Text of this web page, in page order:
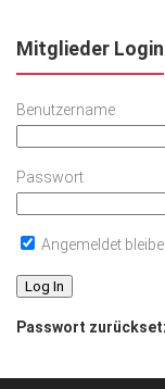
Mitglieder Login
Benutzername
Passwort
Angemeldet
Passwort